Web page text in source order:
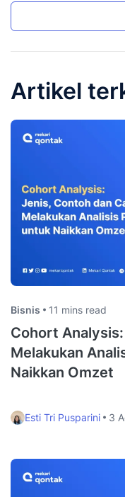
Artikel
Bisnis 11 mins read
Cohort
Melakukan
Naikkan Omzet
Esti Tri Pusparini 3